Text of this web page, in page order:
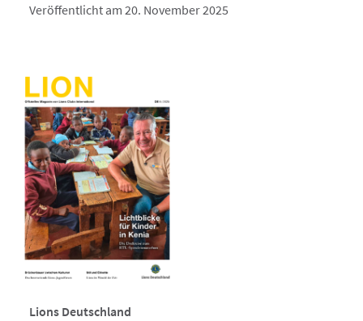
Veröffentlicht am 20. November 2025
Lions Deutschland